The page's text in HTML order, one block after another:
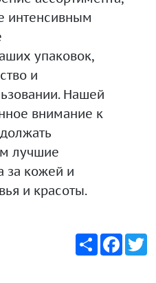
интенсивным
упаковок,
и
Нашей
внимание к
лучшие
за кожей и
и красоты.
Share